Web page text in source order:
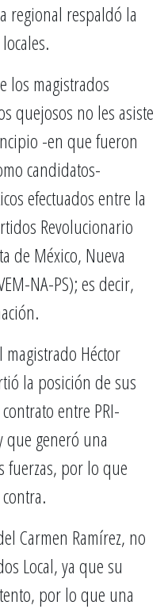
regional respaldó la
los magistrados
quejosos no les asiste
-en que fueron
candidatos-
efectuados entre la
Revolucionario
de México, Nueva
NA-PS); es decir,
Héctor
la posición de sus
entre PRI-
que generó una
fuerzas, por lo que
Carmen Ramírez, no
Local, ya que su
por lo que una